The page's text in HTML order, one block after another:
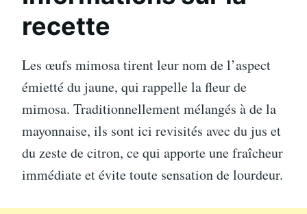
recette
Les œufs mimosa tirent leur nom de l’aspect
émietté du jaune, qui rappelle la fleur de
mimosa. Traditionnellement mélangés à de la
mayonnaise, ils sont ici revisités avec du jus et
du zeste de citron, ce qui apporte une fraîcheur
immédiate et évite toute sensation de lourdeur.